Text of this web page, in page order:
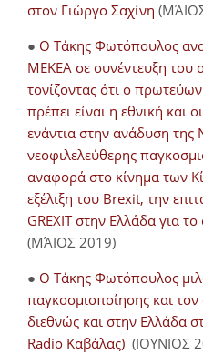
στον Γιώργο Σαχίνη
● O Τάκης Φωτόπουλος
ΜΕΚΕΑ σε συνέντευξη του
τονίζοντας ότι ο
πρέπει είναι η εθνική και
ενάντια στην ανάδυση της
νεοφιλελεύθερης
αναφορά στο κίνημα των
εξέλιξη του Brexit, την
GREXIT στην Ελλάδα για
(ΜΆΙΟΣ 2019)
● Ο Τάκης Φωτόπουλος
παγκοσμιοποίησης και
διεθνώς και στην Ελλάδα
Radio Καβάλας) (ΙΟΥΝΙΟΣ